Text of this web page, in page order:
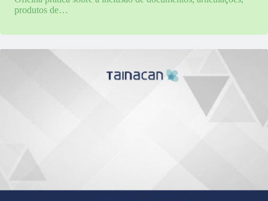
produtos de…